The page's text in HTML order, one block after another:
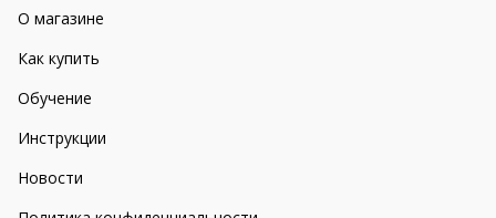
О магазине
Как купить
Обучение
Инструкции
Новости